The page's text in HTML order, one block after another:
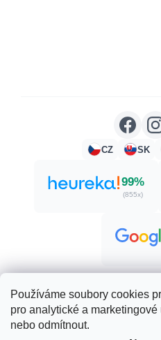
Používáme soubory cookies
pro analytické a
nebo odmítnout.
CZ SK
99%
(855x)
Vytvořil